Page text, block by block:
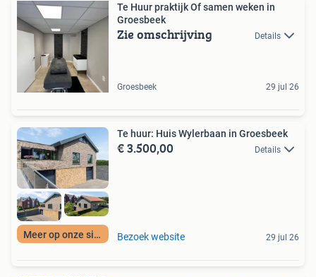
Te Huur praktijk Of samen weken in
Groesbeek
Zie omschrijving Details
Groesbeek 29 jul 26
Meer op onze site
Te huur: Huis Wylerbaan in Groesbeek
€ 3.500,00 Details
Bezoek website 29 jul 26